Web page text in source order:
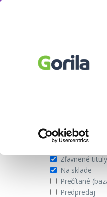
Autor
Zobraziť iba
Zľavnené tituly
Na sklade
Prečítané
Predpredaj